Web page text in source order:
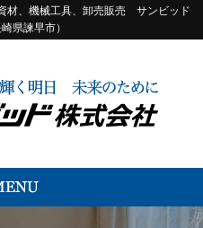
材、機械工具、卸売販売 サンビッド
県諫早市）